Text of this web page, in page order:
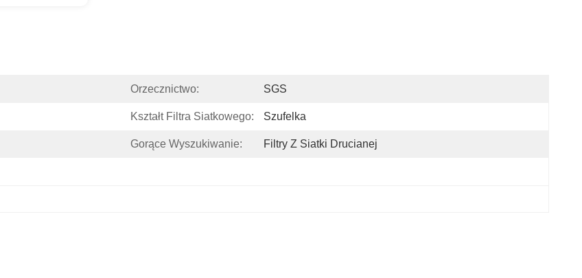
Orzecznictwo: SGS
Kształt Filtra Siatkowego: Szufelka
Gorące Wyszukiwanie: Filtry Z Siatki Drucianej